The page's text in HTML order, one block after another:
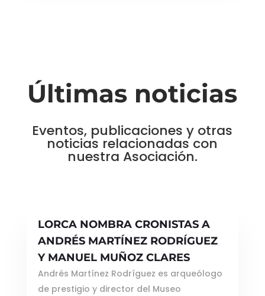
Últimas noticias
Eventos, publicaciones y otras
noticias relacionadas con
nuestra Asociación.
LORCA NOMBRA CRONISTAS A
ANDRÉS MARTÍNEZ RODRÍGUEZ
Y MANUEL MUÑOZ CLARES
Andrés Martínez Rodríguez es arqueólogo
de prestigio y director del Museo